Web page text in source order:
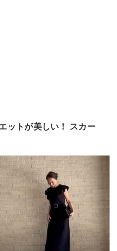
ットが美しい！ スカー